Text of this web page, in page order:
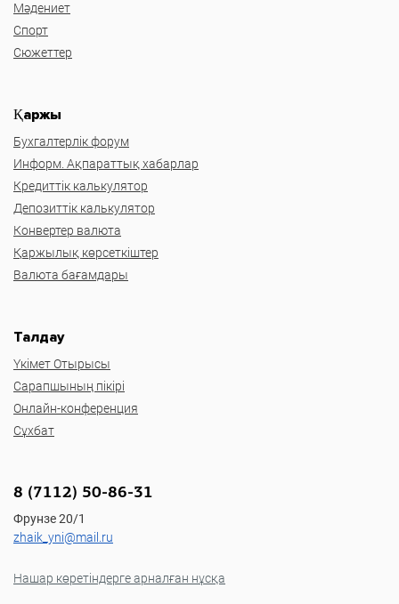
Мәдениет
Спорт
Сюжеттер
Қаржы
Бухгалтерлік форум
Информ. Ақпараттық хабарлар
Кредиттік калькулятор
Депозиттік калькулятор
Конвертер валюта
Қаржылық көрсеткіштер
Валюта бағамдары
Талдау
Үкімет Отырысы
Сарапшының пікірі
Онлайн-конференция
Сұхбат
8 (7112) 50-86-31
Фрунзе 20/1
zhaik_yni@mail.ru
Нашар көретіндерге арналған нұсқа